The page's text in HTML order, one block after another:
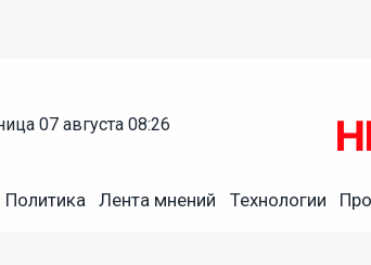
07 августа 08:26
Политика Лента мнений Технологии